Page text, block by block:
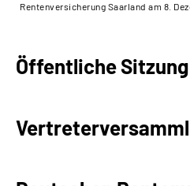
Kontakt und Beratung
Rentenversicherung Saarland am 8.
Öffentliche